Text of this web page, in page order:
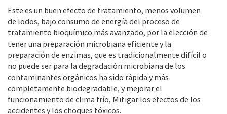
principalmente de
1. Acidificación hidrolítica,
2. Bioquímica de la hipoxia,
3. Oxidación por contacto
4. Reflujo líquido de nitrificación,
5. Reflujo de lodos,
6. Precipitación secundaria, aireación, desinfección y
otros procesos.
Este es un buen efecto de tratamiento, menos volumen
de lodos, bajo consumo de energía del proceso de
tratamiento bioquímico más avanzado, por la elección de
tener una preparación microbiana eficiente y la
preparación de enzimas, que es tradicionalmente difícil o
no puede ser para la degradación microbiana de los
contaminantes orgánicos ha sido rápida y más
completamente biodegradable, y mejorar el
funcionamiento de clima frío, Mitigar los efectos de los
accidentes y los choques tóxicos.